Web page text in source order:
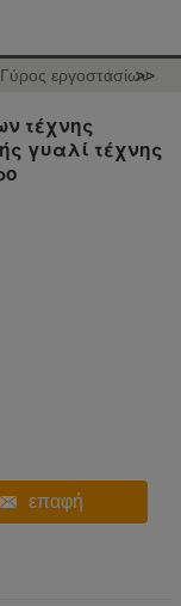
Γύρος εργοστασίων
>>
τέχνης
γυαλί τέχνης
επαφή